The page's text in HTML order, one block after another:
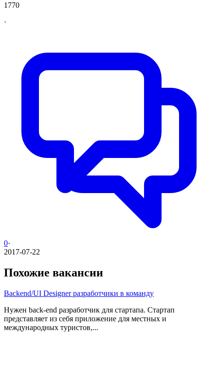
1770
·
0·
2017-07-22
Похожие вакансии
Backend/UI Designer разработчики в команду
Нужен back-end разработчик для стартапа. Стартап
представляет из себя приложение для местных и
международных туристов,...